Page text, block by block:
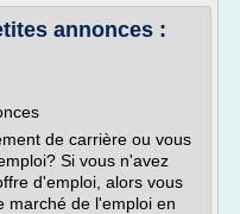
annonces :
de carrière ou vous
Si vous n'avez
d'emploi, alors vous
marché de l'emploi en